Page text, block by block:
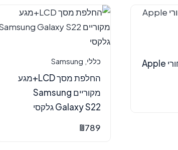
החלפת פאנל אחורי Apple
כללי Samsung
החלפת מסך LCD+מגע
מקוריים Samsung
Galaxy S22 גלקסי
₪789